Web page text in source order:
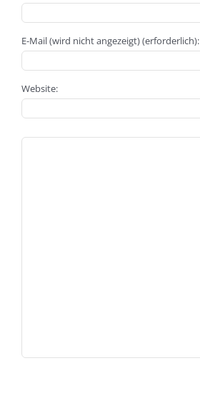
E-Mail (wird nicht angezeigt) (erforderlich):
Website: